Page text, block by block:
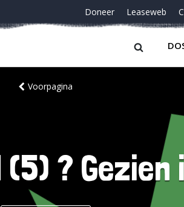
Doneer Leaseweb
Voorpagina
? Gezien